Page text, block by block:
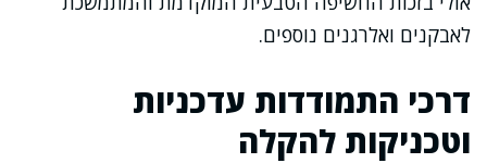
לאבקנים ואלרגנים נוספים.
דרכי התמודדות עדכניות
וטכניקות להקלה